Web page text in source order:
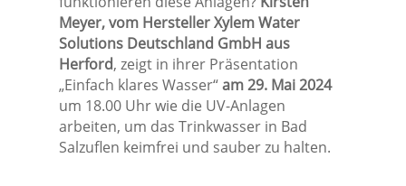
Meyer, vom Hersteller Xylem Water
Solutions Deutschland GmbH aus
Herford, zeigt in ihrer Präsentation
„Einfach klares Wasser“am 29. Mai 2024
um 18.00 Uhr wie die UV-Anlagen
arbeiten, um das Trinkwasser in Bad
Salzuflen keimfrei und sauber zu halten.